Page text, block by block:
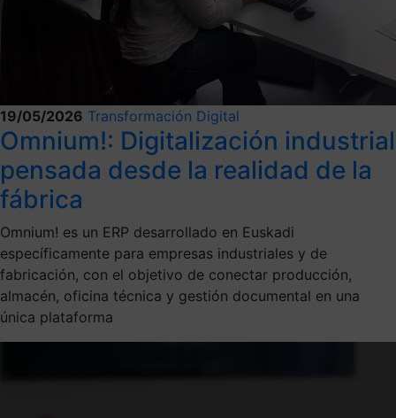
19/05/2026 Transformación Digital
Omnium!: Digitalización industrial
pensada desde la realidad de la
fábrica
Omnium! es un ERP desarrollado en Euskadi
específicamente para empresas industriales y de
fabricación, con el objetivo de conectar producción,
almacén, oficina técnica y gestión documental en una
única plataforma